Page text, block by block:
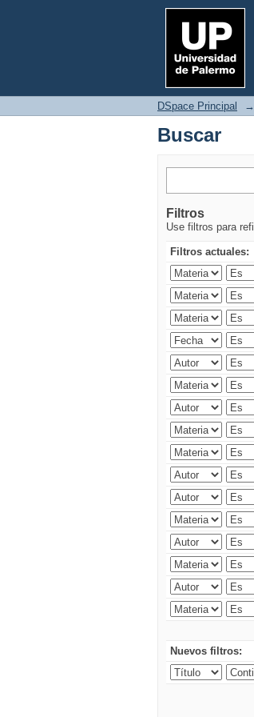
Buscar
DSpace Principal →
Buscar
Filtros
Use filtros para
Filtros actuales:
Nuevos filtros: